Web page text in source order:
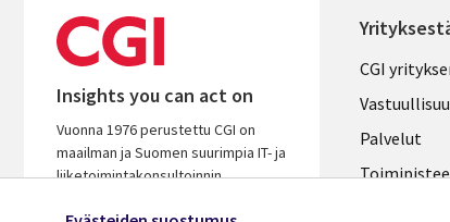
Insights you can act on
Vuonna 1976 perustettu CGI on
maailman ja Suomen suurimpia IT- ja
liiketoimintakonsultoinnin
Useful
links
CGI
Palvelut